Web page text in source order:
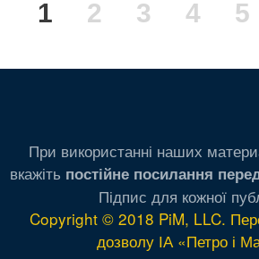
страниц
Текущая
1 Page
2 Page
3 Page
4 5
При використанні наших
вкажіть постійне посилання
Підпис для кожної
Copyright © 2018 PiM, LLC.
дозволу ІА «Петро і